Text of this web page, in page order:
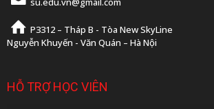
P3312 – Tháp B - Tòa New SkyLine
Nguyễn Khuyến - Văn Quán – Hà Nội
HỖ TRỢ HỌC VIÊN